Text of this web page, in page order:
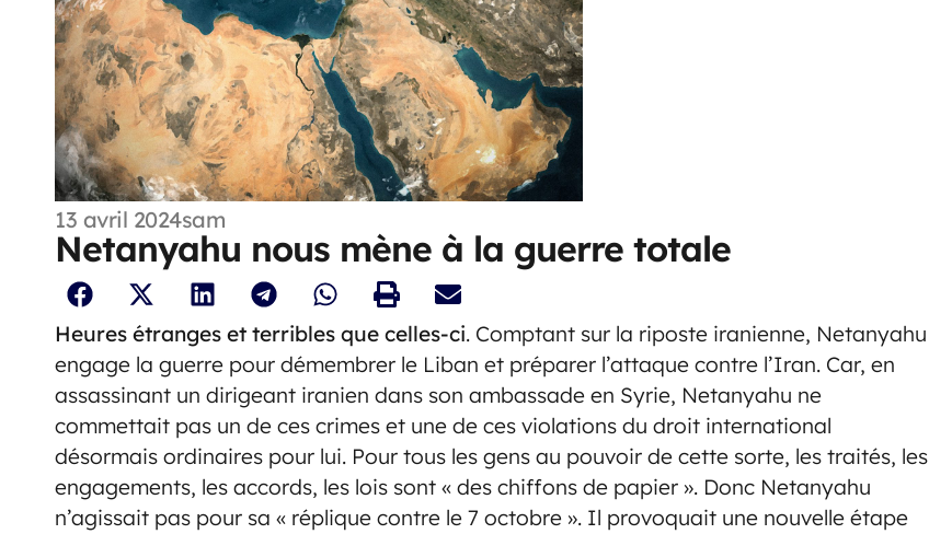
13 avril 2024sam
Netanyahu nous mène à la guerre totale
Heures étranges et terribles que celles-ci. Comptant sur la riposte iranienne, Netanyahu
engage la guerre pour démembrer le Liban et préparer l’attaque contre l’Iran. Car, en
assassinant un dirigeant iranien dans son ambassade en Syrie, Netanyahu ne
commettait pas un de ces crimes et une de ces violations du droit international
désormais ordinaires pour lui. Pour tous les gens au pouvoir de cette sorte, les traités, les
engagements, les accords, les lois sont « des chiffons de papier ». Donc Netanyahu
n’agissait pas pour sa « réplique contre le 7 octobre ». Il provoquait une nouvelle étape